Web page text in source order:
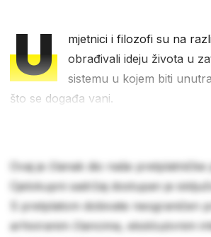
U
mjetnici i filozofi su na
obrađivali ideju života u
sistemu u kojem biti
što se događa vani.
Ovaj je članak dio naše pretplatničke
Cjelokupni sadržaj dostupan je
S pretplatom dobivate neograničen
arhiviranim člancima, ekskluzivnim